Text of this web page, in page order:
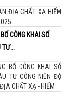
ĐỊA CHẤT XẠ HIẾM
CÔNG KHAI SỐ
TƯ...
BỐ CÔNG KHAI SỐ
TƯ CÔNG NIÊN ĐỘ
CHẤT XẠ - HIẾM